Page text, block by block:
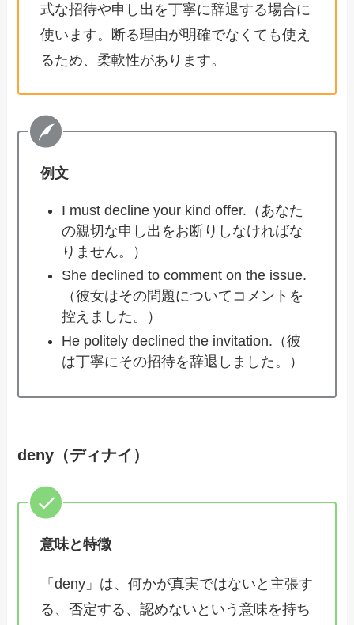
式な招待や申し出を丁寧に辞退する場合に
使います。断る理由が明確でなくても使え
るため、柔軟性があります。
例文
I must decline your kind offer.（あなた
の親切な申し出をお断りしなければな
りません。）
She declined to comment on the issue.
（彼女はその問題についてコメントを
控えました。）
He politely declined the invitation.（彼
は丁寧にその招待を辞退しました。）
deny（ディナイ）
意味と特徴
「deny」は、何かが真実ではないと主張す
る、否定する、認めないという意味を持ち